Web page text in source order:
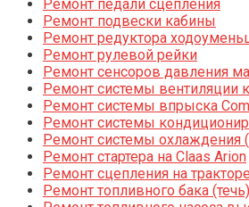
Ремонт педали сцепления
Ремонт подвески кабины
Ремонт редуктора
Ремонт рулевой рейки
Ремонт сенсоров давления
Ремонт системы вентиляции
Ремонт системы впрыска
Ремонт системы
Ремонт системы охлаждения
Ремонт стартера на Claas Arion
Ремонт сцепления на
Ремонт топливного бака (течь)